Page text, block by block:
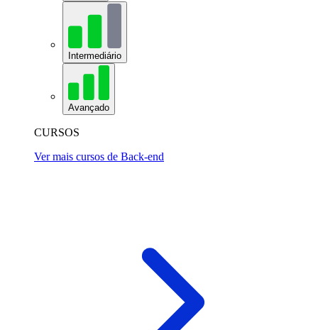
Intermediário
Avançado
CURSOS
Ver mais cursos de Back-end